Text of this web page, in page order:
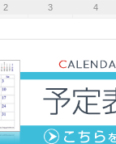
2 3 4